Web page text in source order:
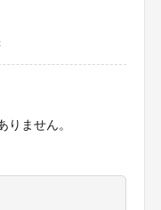
りません。